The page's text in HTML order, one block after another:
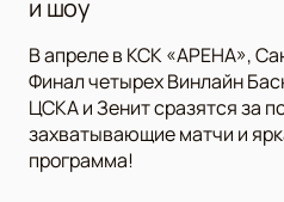
и шоу
В апреле в КСК «АРЕНА»,
Финал четырех Винлайн
ЦСКА и Зенит сразятся за
захватывающие матчи и
программа!